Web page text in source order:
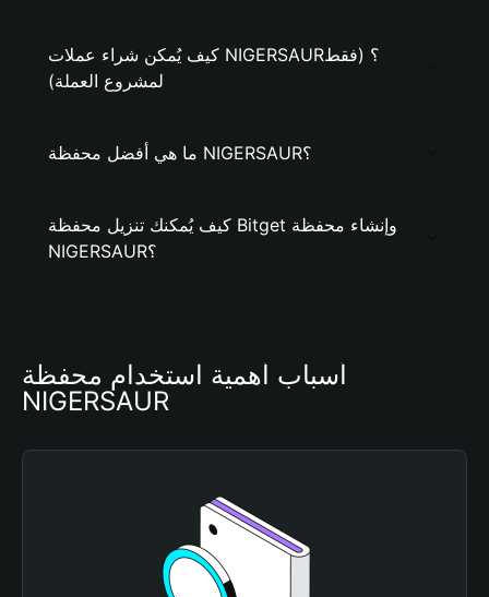
كيف يُمكن شراء عملات NIGERSAUR؟ (فقط
لمشروع العملة)
ما هي أفضل محفظة NIGERSAUR؟
كيف يُمكنك تنزيل محفظة Bitget وإنشاء محفظة
NIGERSAUR؟
أسباب أهمية استخدام محفظة
NIGERSAUR